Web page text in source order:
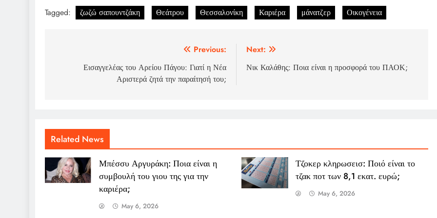
Tagged: ζωζώ σαπουντζάκη Θεάτρου Θεσσαλονίκη Καριέρα μάνατζερ Οικογένεια
navigation
Previous:
Εισαγγελέας του Αρείου Πάγου: Γιατί η Νέα
Αριστερά ζητά την παραίτησή του;
Next:
Νικ Καλάθης: Ποια είναι η προσφορά του ΠΑΟΚ;
Related News
Μπέσσυ Αργυράκη: Ποια είναι η
συμβουλή του γιου της για την
καριέρα;
May 6, 2026
Τζοκερ κληρωσεισ: Ποιό είναι το
τζακ ποτ των 8,1 εκατ. ευρώ;
May 6, 2026